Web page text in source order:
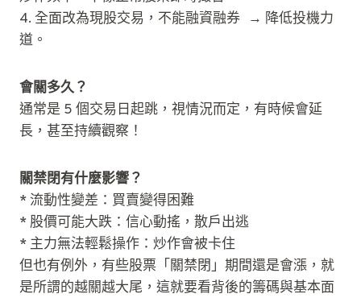
4. 全面改為現股交易，不能融資融券 → 降低投機力
道。
會關多久？
通常是 5 個交易日起跳，視情況而定，有時候會延
長，甚至持續觀察！
關禁閉有什麼影響？
* 流動性變差：買賣變得困難
* 股價可能大跌：信心動搖，散戶出逃
* 主力無法輕鬆操作：炒作會被卡住
但也有例外，有些股票「關禁閉」期間還是會漲，就
是所謂的越關越大尾，這就要看背後的籌碼與基本面